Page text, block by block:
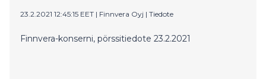
23.2.2021 12:45:15 EET | Finnvera Oyj | Tiedote
Finnvera-konserni, pörssitiedote 23.2.2021